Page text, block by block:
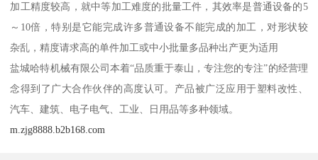
加工精度较高，就中等加工难度的批量工件，其效率是普通设备的5
～10倍，特别是它能完成许多普通设备不能完成的加工，对形状较
杂乱，精度请求高的单件加工或中小批量多品种出产更为适用
盐城哈特机械有限公司本着“品质重于泰山，专注您的专注”的经营理
念得到了广大合作伙伴的高度认可。产品被广泛应用于塑料改性、
汽车、建筑、电子电气、工业、日用品等多种领域。
m.zjg8888.b2b168.com